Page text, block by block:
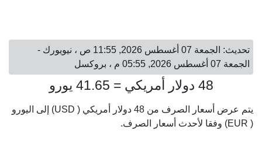
تحديث: الجمعة 07 أغسطس 2026, 11:55 ص ، نيويورك -
الجمعة 07 أغسطس 2026, 05:55 م ، بروكسل
48 دولار أمريكي = 41.65 يورو
يتم عرض أسعار الصرف من 48 دولار أمريكي ( USD) إلى اليورو
( EUR) وفقا لأحدث أسعار الصرف.